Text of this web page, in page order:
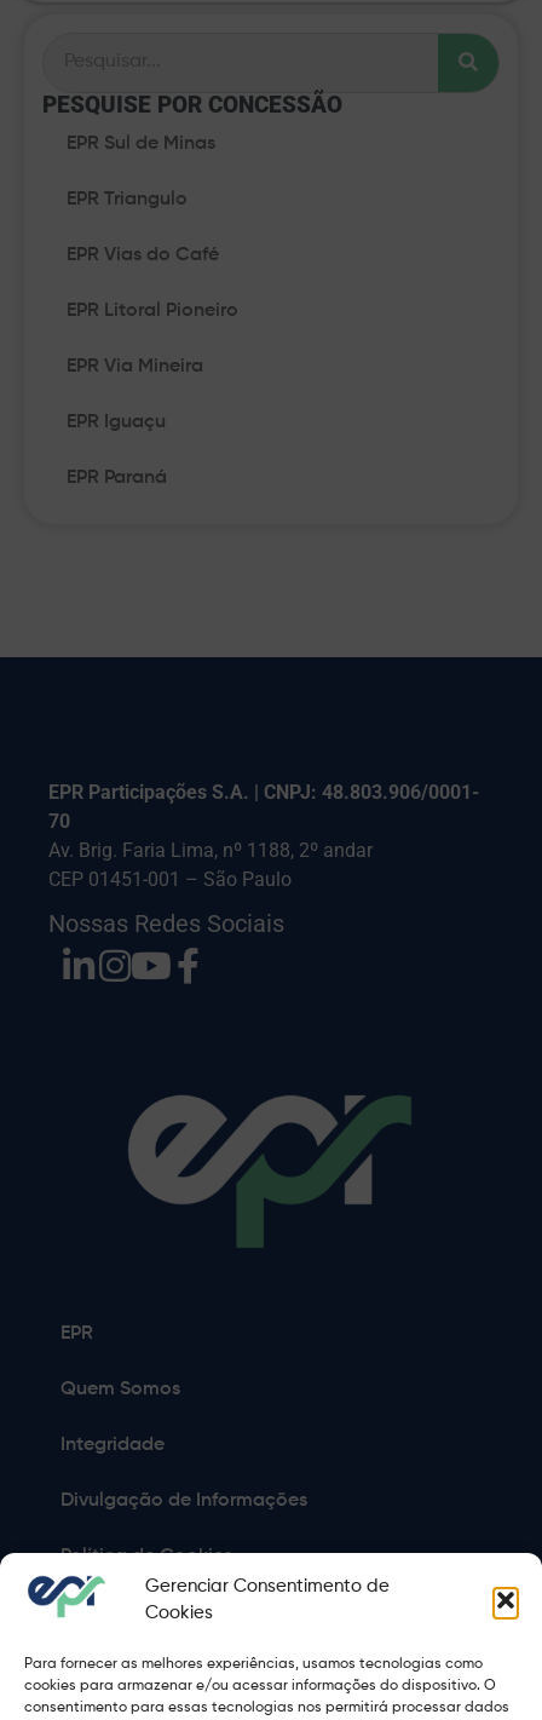
Gerenciar Consentimento de
Cookies
Para fornecer as melhores experiências, usamos tecnologias como
cookies para armazenar e/ou acessar informações do dispositivo. O
consentimento para essas tecnologias nos permitirá processar dados
PESQUISE POR CONCESSÃO​
EPR Sul de Minas
EPR Triangulo
EPR Vias do Café
EPR Litoral Pioneiro
EPR Via Mineira
EPR Iguaçu
EPR Paraná
EPR Participações S.A. | CNPJ: 48.803.906/0001-
70
Av. Brig. Faria Lima, nº 1188, 2º andar
CEP 01451-001 – São Paulo
Nossas Redes Sociais
EPR
Quem Somos
Integridade
Divulgação de Informações
Política de Cookies
Política de Privacidade
Sitemap